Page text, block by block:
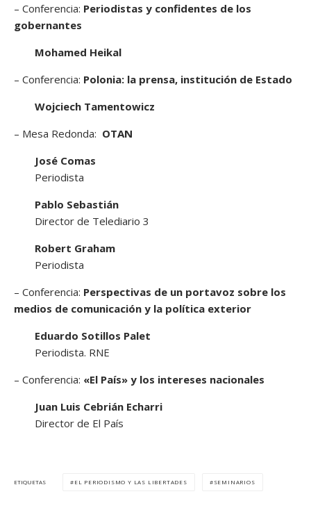
– Conferencia: Periodistas y confidentes de los
gobernantes
Mohamed Heikal
– Conferencia: Polonia: la prensa, institución de Estado
Wojciech Tamentowicz
– Mesa Redonda: OTAN
José Comas
Periodista
Pablo Sebastián
Director de Telediario 3
Robert Graham
Periodista
– Conferencia: Perspectivas de un portavoz sobre los
medios de comunicación y la política exterior
Eduardo Sotillos Palet
Periodista. RNE
– Conferencia: «El País» y los intereses nacionales
Juan Luis Cebrián Echarri
Director de El País
ETIQUETAS EL PERIODISMO Y LAS LIBERTADES SEMINARIOS